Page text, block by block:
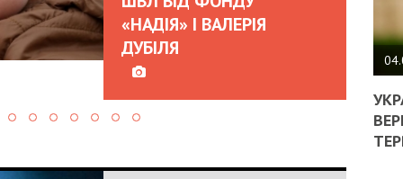
«НАДІЯ» І ВАЛЕРІЯ
ДУБІЛЯ
НА